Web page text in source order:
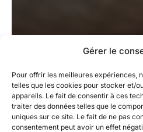
Gérer le
Pour offrir les meilleures expériences,
telles que les cookies pour stocker et/
appareils. Le fait de consentir à ces
traiter des données telles que le
uniques sur ce site. Le fait de ne pas
consentement peut avoir un effet